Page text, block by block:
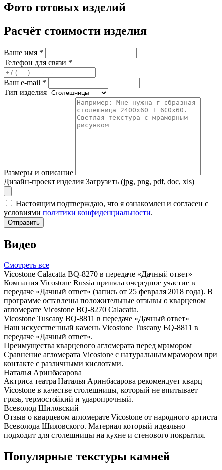
Фото готовых изделий
Расчёт стоимости изделия
Ваше имя *
Телефон для связи *
Ваш e-mail *
Тип изделия
Размеры и описание
Дизайн-проект изделия Загрузить (jpg, png, pdf, doc, xls)
Настоящим подтверждаю, что я ознакомлен и согласен с
условиями политики конфиденциальности.
Отправить
Видео
Смотреть все
Vicostone Calacatta BQ-8270 в передаче «Дачный ответ»
Компания Vicostone Russia приняла очередное участие в
передаче «Дачный ответ» (запись от 25 февраля 2018 года). В
программе оставлены положительные отзывы о кварцевом
агломерате Vicostone BQ-8270 Calacatta.
Vicostone Tuscany BQ-8811 в передаче «Дачный ответ»
Наш искусственный камень Vicostone Tuscany BQ-8811 в
передаче «Дачный ответ».
Преимущества кварцевого агломерата перед мрамором
Сравнение агломерата Vicostone с натуральным мрамором при
контакте с различными кислотами.
Наталья Аринбасарова
Актриса театра Наталья Аринбасарова рекомендует кварц
Vicostone в качестве столешницы, который не впитывает
грязь, термостойкий и ударопрочный.
Всеволод Шиловский
Отзыв о кварцевом агломерате Vicostone от народного артиста
Всеволода Шиловского. Материал который идеально
подходит для столешницы на кухне и стенового покрытия.
Популярные текстуры камней